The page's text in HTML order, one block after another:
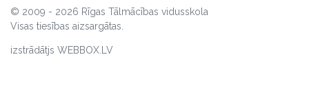
© 2009 - 2026 Rīgas Tālmācības vidusskola
Visas tiesības aizsargātas.
izstrādātjs WEBBOX.LV